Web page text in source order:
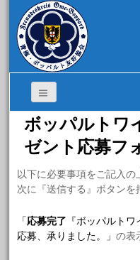
ボッパルトワ
ゼント応募フ
以下に必要事項をご記入の
次に『送信する』ボタンを
「応募完了 『ボッパルト
応募、承りました。」の表